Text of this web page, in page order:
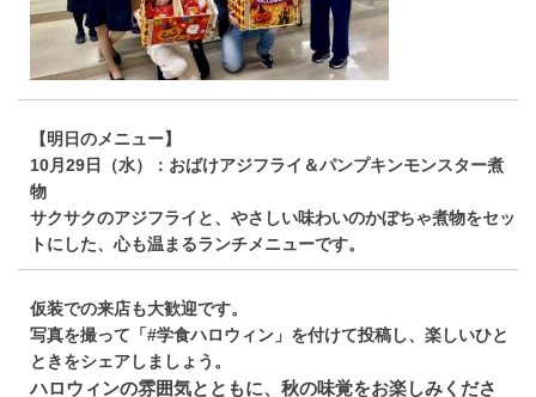
【明日のメニュー】
10月29日（水）：おばけアジフライ＆パンプキンモンスター煮
物
サクサクのアジフライと、やさしい味わいのかぼちゃ煮物をセッ
トにした、心も温まるランチメニューです。
仮装での来店も大歓迎です。
写真を撮って「#学食ハロウィン」を付けて投稿し、楽しいひと
ときをシェアしましょう。
ハロウィンの雰囲気とともに、秋の味覚をお楽しみくださ